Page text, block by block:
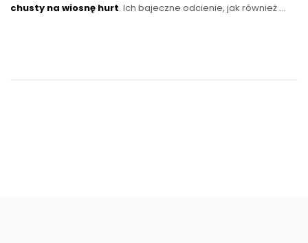
chusty na wiosnę hurt. Ich bajeczne odcienie, jak również …